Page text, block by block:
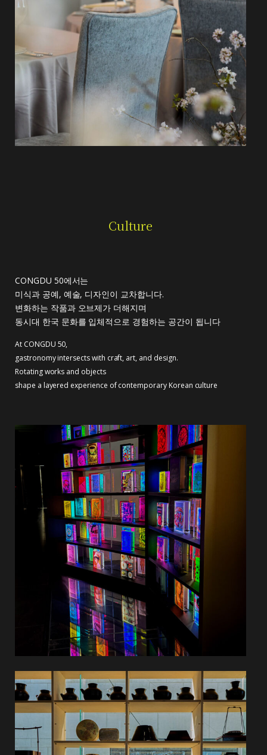
Culture
CONGDU 50에서는
미식과 공예, 예술, 디자인이 교차합니다.
변화하는 작품과 오브제가 더해지며
동시대 한국 문화를 입체적으로 경험하는 공간이 됩니다
At CONGDU 50,
gastronomy intersects with craft, art, and design.
Rotating works and objects
shape a layered experience of contemporary Korean culture